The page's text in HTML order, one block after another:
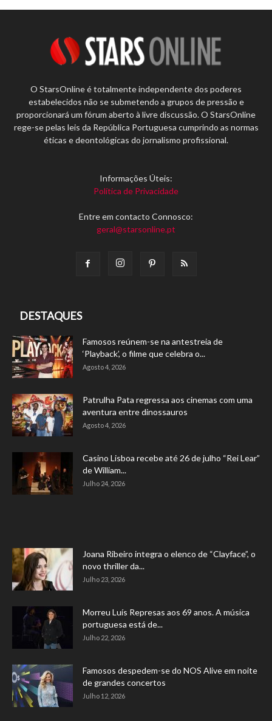
O StarsOnline é totalmente independente dos poderes
estabelecidos não se submetendo a grupos de pressão e
proporcionará um fórum aberto à livre discussão. O StarsOnline
rege-se pelas leis da República Portuguesa cumprindo as normas
éticas e deontológicas do jornalismo profissional.
Informações Úteis:
Política de Privacidade
Entre em contacto Connosco:
geral@starsonline.pt
DESTAQUES
Famosos reúnem-se na antestreia de
‘Playback’, o filme que celebra o...
Agosto 4, 2026
Patrulha Pata regressa aos cinemas com uma
aventura entre dinossauros
Agosto 4, 2026
Casino Lisboa recebe até 26 de julho “Rei Lear”
de William...
Julho 24, 2026
Joana Ribeiro integra o elenco de “Clayface”, o
novo thriller da...
Julho 23, 2026
Morreu Luís Represas aos 69 anos. A música
portuguesa está de...
Julho 22, 2026
Famosos despedem-se do NOS Alive em noite
de grandes concertos
Julho 12, 2026